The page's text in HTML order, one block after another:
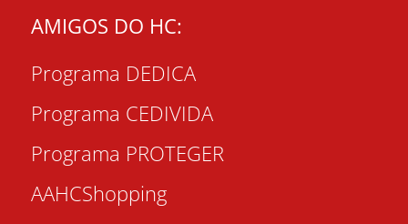
AMIGOS DO HC:
Programa DEDICA
Programa CEDIVIDA
Programa PROTEGER
AAHCShopping